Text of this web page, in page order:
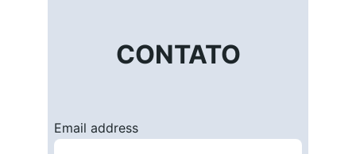
CONTATO
Email address